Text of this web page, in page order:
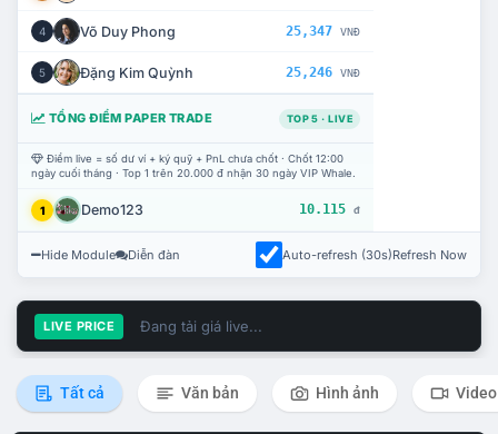
4 Võ Duy Phong 25,347 VNĐ
5 Đặng Kim Quỳnh 25,246 VNĐ
TỔNG ĐIỂM PAPER TRADE TOP 5 · LIVE
Điểm live = số dư ví + ký quỹ + PnL chưa chốt · Chốt 12:00
ngày cuối tháng · Top 1 trên 20.000 đ nhận 30 ngày VIP Whale.
1 Demo123 10.115 đ
Hide Module Diễn đàn Auto-refresh (30s)Refresh Now
LIVE PRICE Đang tải giá live...
Tất cả Văn bản Hình ảnh Video